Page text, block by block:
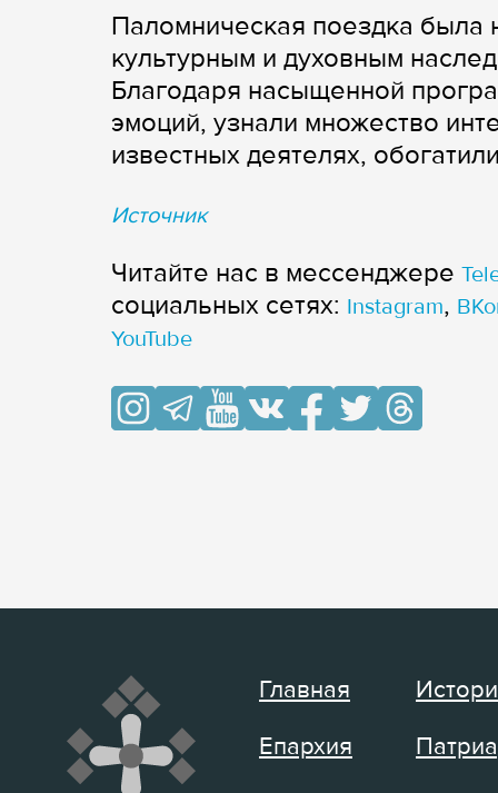
Паломническая поездка была
культурным и духовным
Благодаря насыщенной
эмоций, узнали множество
известных деятелях,
Источник
Читайте нас в мессенджере
cоциальных сетях: Instagram,
YouTube
Главная
Епархия